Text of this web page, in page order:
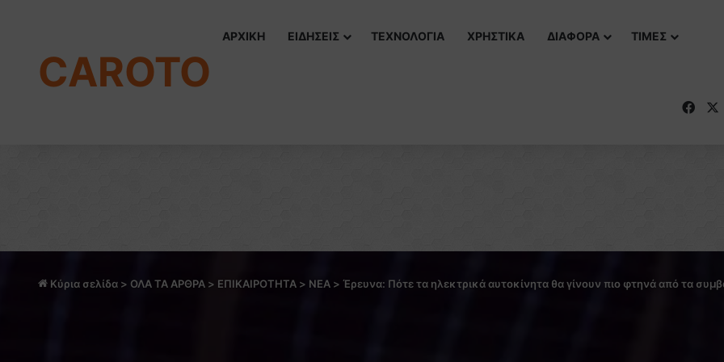
CAROTO
ΑΡΧΙΚΗ ΕΙΔΗΣΕΙΣ ΤΕΧΝΟΛΟΓΙΑ ΧΡΗΣΤΙΚΑ ΔΙΑΦΟΡΑ ΤΙΜΕΣ
Κύρια σελίδα > ΟΛΑ ΤΑ ΑΡΘΡΑ > ΕΠΙΚΑΙΡΟΤΗΤΑ > NEA > Έρευνα: Πότε τα ηλεκτρικά αυτοκίνητα θα γίνουν πιο φτηνά από τα